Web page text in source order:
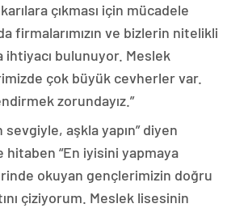
çıkması için mücadele
firmalarımızın ve bizlerin nitelikli
bulunuyor. Meslek
çok büyük cevherler var.
zorundayız.”
sevgiyle, aşkla yapın” diyen
“En iyisini yapmaya
okuyan gençlerimizin doğru
çiziyorum. Meslek lisesinin